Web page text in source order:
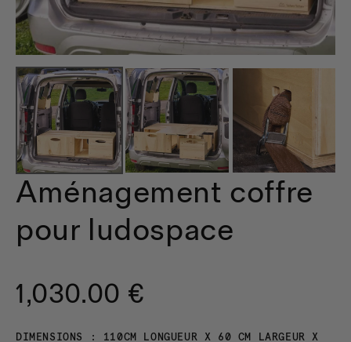
Aménagement coffre
pour ludospace
1,030.00 €
DIMENSIONS : 110CM LONGUEUR X 60 CM LARGEUR X